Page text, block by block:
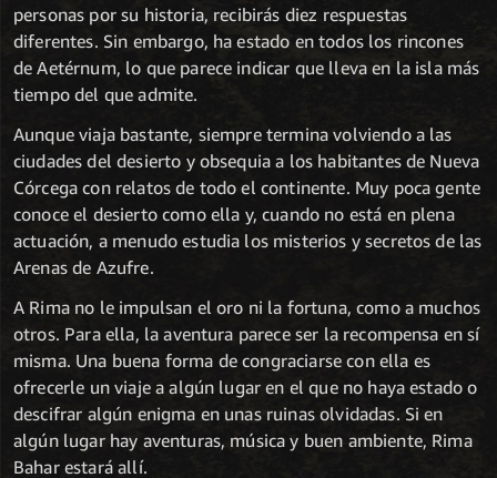
personas por su historia, recibirás diez respuestas
diferentes. Sin embargo, ha estado en todos los rincones
de Aetérnum, lo que parece indicar que lleva en la isla más
tiempo del que admite.
Aunque viaja bastante, siempre termina volviendo a las
ciudades del desierto y obsequia a los habitantes de Nueva
Córcega con relatos de todo el continente. Muy poca gente
conoce el desierto como ella y, cuando no está en plena
actuación, a menudo estudia los misterios y secretos de las
Arenas de Azufre.
A Rima no le impulsan el oro ni la fortuna, como a muchos
otros. Para ella, la aventura parece ser la recompensa en sí
misma. Una buena forma de congraciarse con ella es
ofrecerle un viaje a algún lugar en el que no haya estado o
descifrar algún enigma en unas ruinas olvidadas. Si en
algún lugar hay aventuras, música y buen ambiente, Rima
Bahar estará allí.